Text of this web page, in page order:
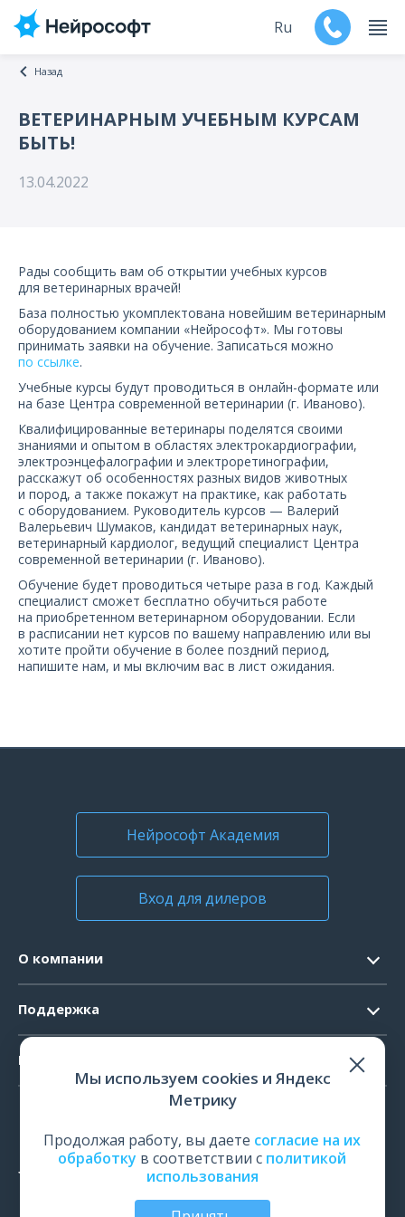
Мероприятия
Обучение
О компании
Карьера
Ru
Назад
ВЕТЕРИНАРНЫМ УЧЕБНЫМ КУРСАМ
БЫТЬ!
13.04.2022
Рады сообщить вам об открытии учебных курсов
для ветеринарных врачей!
База полностью укомплектована новейшим ветеринарным
оборудованием компании «Нейрософт». Мы готовы
принимать заявки на обучение. Записаться можно
по ссылке.
Учебные курсы будут проводиться в онлайн-формате или
на базе Центра современной ветеринарии (г. Иваново).
Квалифицированные ветеринары поделятся своими
знаниями и опытом в областях электрокардиографии,
электроэнцефалографии и электроретинографии,
расскажут об особенностях разных видов животных
и пород, а также покажут на практике, как работать
с оборудованием. Руководитель курсов — Валерий
Валерьевич Шумаков, кандидат ветеринарных наук,
ветеринарный кардиолог, ведущий специалист Центра
современной ветеринарии (г. Иваново).
Обучение будет проводиться четыре раза в год. Каждый
специалист сможет бесплатно обучиться работе
на приобретенном ветеринарном оборудовании. Если
в расписании нет курсов по вашему направлению или вы
хотите пройти обучение в более поздний период,
напишите нам, и мы включим вас в лист ожидания.
Нейрософт Академия
Вход для дилеров
О компании
Официальные документы
Поддержка
Системные требования
Поверка и калибровка
Продукты
ЭМГ
ИОМ
Мы используем cookies и Яндекс
Метрику
Продолжая работу, вы даете согласие на их
обработку в соответствии с политикой
использования